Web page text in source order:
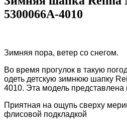
5300066A-4010
Зимняя пора, ветер со снегом.
Во время прогулок в такую
одеть детскую зимнюю шапку
4010. Эта модель представлена
Приятная на ощупь сверху
флисовой подкладкой